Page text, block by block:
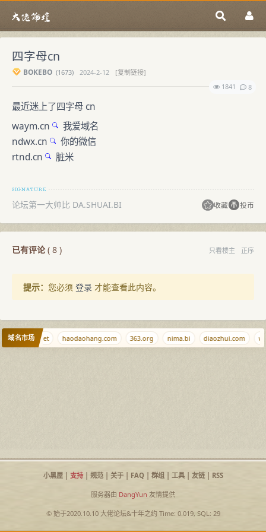
四字母cn
BOKEBO (1673) 2024-2-12
[复制链接]
1841
8
最近迷上了四字母 cn
waym.cn
我爱域名
ndwx.cn
你的微信
rtnd.cn
脏米
论坛第一大帅比 DA.SHUAI.BI 收藏 投币
已有评论( 8 ) 只看楼主 正序
提示： 您必须 登录 才能查看此内容。
域名市场
saobi.net haodaohang.com 363.org nima.bi diaozhui.com
小黑屋| 支持| 规范| 关于| FAQ| 群组| 工具| 友链| RSS
服务器由 DangYun 友情提供
© 始于2020.10.10 大佬论坛&十年之约Time: 0.019, SQL: 29